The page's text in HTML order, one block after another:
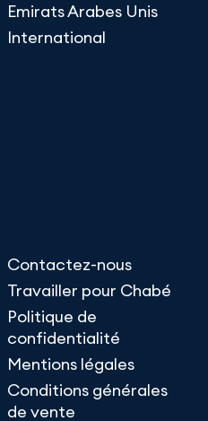
Emirats Arabes Unis
International
Contactez-nous
Travailler pour Chabé
Politique de
confidentialité
Mentions légales
Conditions générales
de vente